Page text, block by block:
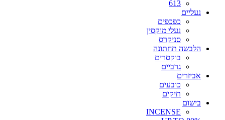
613
נעליים
כפכפים
נעלי מוקסין
סניקרס
הלבשה תחתונה
בוקסרים
גרביים
אביזרים
כובעים
תיקים
בישום
INCENSE